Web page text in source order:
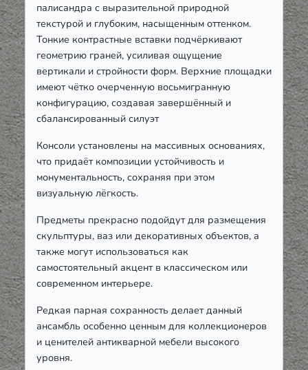
палисандра с выразительной природной
текстурой и глубоким, насыщенным оттенком.
Тонкие контрастные вставки подчёркивают
геометрию граней, усиливая ощущение
вертикали и стройности форм. Верхние площадки
имеют чётко очерченную восьмигранную
конфигурацию, создавая завершённый и
сбалансированный силуэт
Консоли установлены на массивных основаниях,
что придаёт композиции устойчивость и
монументальность, сохраняя при этом
визуальную лёгкость.
Предметы прекрасно подойдут для размещения
скульптуры, ваз или декоративных объектов, а
также могут использоваться как
самостоятельный акцент в классическом или
современном интерьере.
Редкая парная сохранность делает данный
ансамбль особенно ценным для коллекционеров
и ценителей антикварной мебели высокого
уровня.